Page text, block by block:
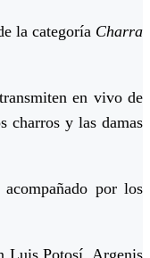
la categoría Charra
en vivo de
charros y las damas
por los
Luis Potosí, Argenis